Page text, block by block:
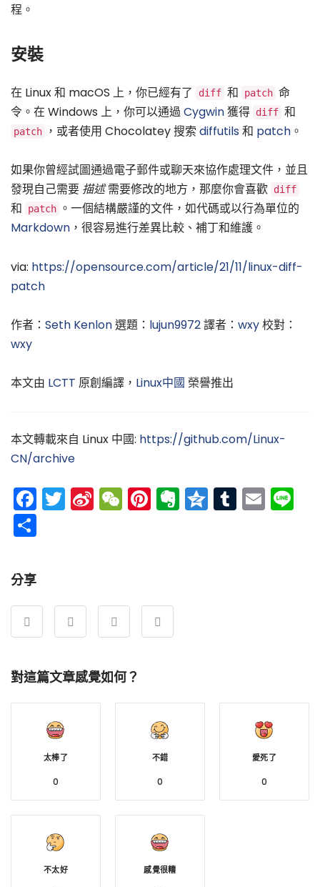
程。
安裝
在 Linux 和 macOS 上，你已經有了 diff 和 patch 命
令。在 Windows 上，你可以通過Cygwin獲得 diff 和
patch ，或者使用 Chocolatey 搜索 diffutils 和 patch 。
如果你曾經試圖通過電子郵件或聊天來協作處理文件，並且
發現自己需要 描述需要修改的地方，那麼你會喜歡 diff
和 patch 。一個結構嚴謹的文件，如代碼或以行為單位的
Markdown ，很容易進行差異比較、補丁和維護。
via: https://opensource.com/article/21/11/linux-diff-
patch
作者： Seth Kenlon選題： lujun9972譯者： wxy校對：
wxy
本文由 LCTT 原創編譯， Linux中國 榮譽推出
本文轉載來自 Linux 中國: https://github.com/Linux-
CN/archive
Facebook
Twitter
SinaWeChat
Pinterest
Evernote
Qzone
Tumblr
分享
對這篇文章感覺如何？
太棒了
0
不錯
0
愛死了
0
不太好 感覺很糟